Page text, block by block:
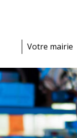
Votre mairie